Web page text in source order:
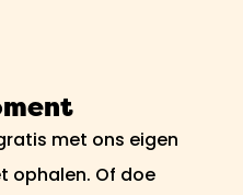
met ons eigen
ophalen. Of doe